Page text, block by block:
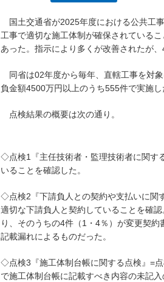
国土交通省が2025年度における公共工
工事で適切な施工体制が確保されている
あった。指示により多くが改善されたが
同省は02年度から毎年、直轄工事を対
負金額4500万円以上のうち555件で実施し
点検結果の概要は次の通り。
◇点検1『主任技術者・監理技術者に関す
いることを確認した。
◇点検2『下請負人との契約や支払いに関
適切な下請負人と契約していることを確
り、そのうちの4件（1・4％）が変更契
記載漏れによるものだった。
◇点検3『施工体制台帳に関する点検』=
で施工体制台帳に記載すべき内容の未記